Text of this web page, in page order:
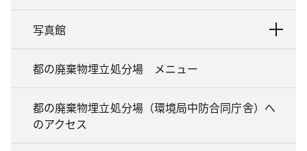
写真館
都の廃棄物埋立処分場 メニュー
都の廃棄物埋立処分場（環境局中防合同庁舎）へ
のアクセス